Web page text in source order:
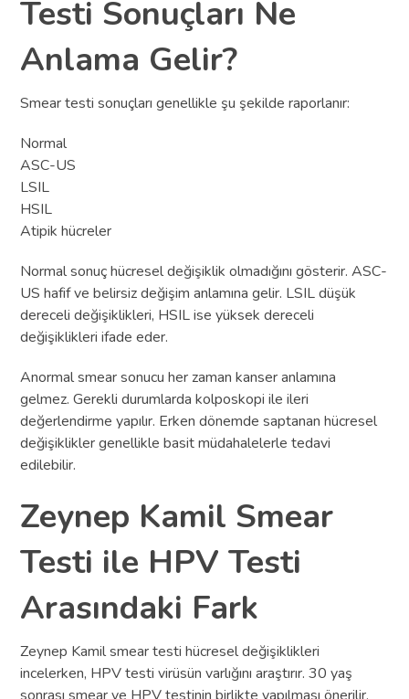
Testi Sonuçları Ne
Anlama Gelir?
Smear testi sonuçları genellikle şu şekilde raporlanır:
Normal
ASC-US
LSIL
HSIL
Atipik hücreler
Normal sonuç hücresel değişiklik olmadığını gösterir. ASC-
US hafif ve belirsiz değişim anlamına gelir. LSIL düşük
dereceli değişiklikleri, HSIL ise yüksek dereceli
değişiklikleri ifade eder.
Anormal smear sonucu her zaman kanser anlamına
gelmez. Gerekli durumlarda kolposkopi ile ileri
değerlendirme yapılır. Erken dönemde saptanan hücresel
değişiklikler genellikle basit müdahalelerle tedavi
edilebilir.
Zeynep Kamil Smear
Testi ile HPV Testi
Arasındaki Fark
Zeynep Kamil smear testi hücresel değişiklikleri
incelerken, HPV testi virüsün varlığını araştırır. 30 yaş